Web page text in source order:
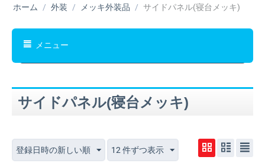
ホーム / 外装 / メッキ外装品 / サイドパネル(寝台メッキ)
メニュー
サイドパネル(寝台メッキ)
登録日時の新しい順 12 件ずつ表示